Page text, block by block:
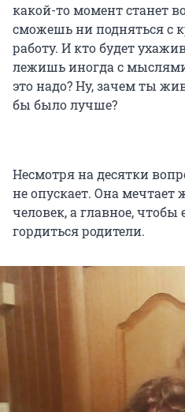
какой-то момент станет
сможешь ни подняться с
работу. И кто будет
лежишь иногда с
это надо? Ну, зачем ты
бы было лучше?
Несмотря на десятки
не опускает. Она
человек, а главное, чтобы
гордиться родители.